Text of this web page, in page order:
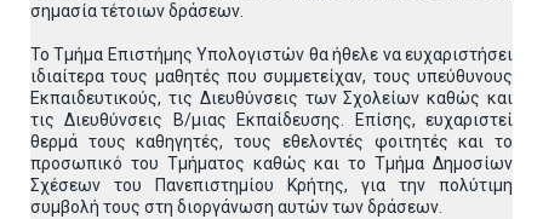
σημασία τέτοιων δράσεων.
Το Τμήμα Επιστήμης Υπολογιστών θα ήθελε να ευχαριστήσει
ιδιαίτερα τους μαθητές που συμμετείχαν, τους υπεύθυνους
Εκπαιδευτικούς, τις Διευθύνσεις των Σχολείων καθώς και
τις Διευθύνσεις Β/μιας Εκπαίδευσης. Επίσης, ευχαριστεί
θερμά τους καθηγητές, τους εθελοντές φοιτητές και το
προσωπικό του Τμήματος καθώς και το Τμήμα Δημοσίων
Σχέσεων του Πανεπιστημίου Κρήτης, για την πολύτιμη
συμβολή τους στη διοργάνωση αυτών των δράσεων.